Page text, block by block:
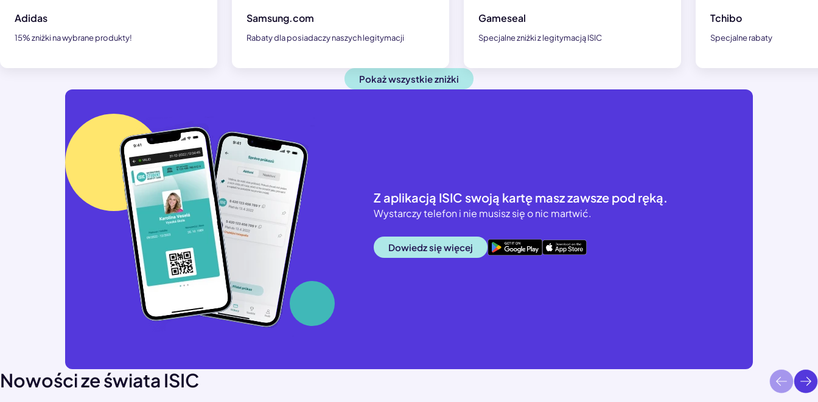
Adidas
15% zniżki na wybrane produkty!
Samsung.com
Rabaty dla posiadaczy naszych legitymacji
Gameseal
Specjalne zniżki z legitymacją ISIC
Tchibo
Specjalne rabaty
Pokaż wszystkie zniżki
Z aplikacją ISIC swoją kartę masz zawsze pod ręką.
Wystarczy telefon i nie musisz się o nic martwić.
Dowiedz się więcej
Google PlayApp Store
Nowości ze świata ISIC